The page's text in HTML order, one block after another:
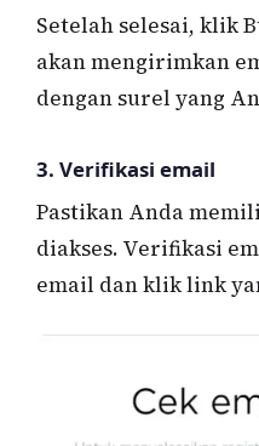
Setelah selesai, klik
akan mengirimkan
dengan surel yang
3. Verifikasi email
Pastikan Anda
diakses. Verifikasi
email dan klik link